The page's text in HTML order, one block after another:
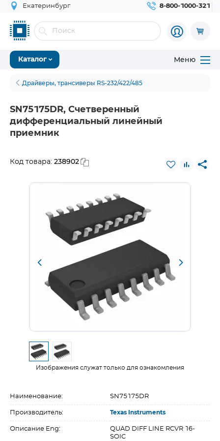
Екатеринбург 8-800-1000-321
Каталог Меню
Драйверы, трансиверы RS-232/422/485
SN75175DR, Счетверенный
дифференциальный линейный
приемник
Код товара: 238902
Изображения служат только для ознакомления
Наименование: SN75175DR
Производитель: Texas Instruments
Описание Eng:
QUAD DIFF LINE RCVR 16-
SOIC